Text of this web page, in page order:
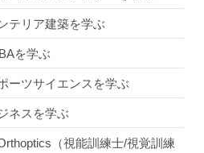
テリア建築を学ぶ
を学ぶ
ーツサイエンスを学ぶ
ネスを学ぶ
（視能訓練士/視覚訓練